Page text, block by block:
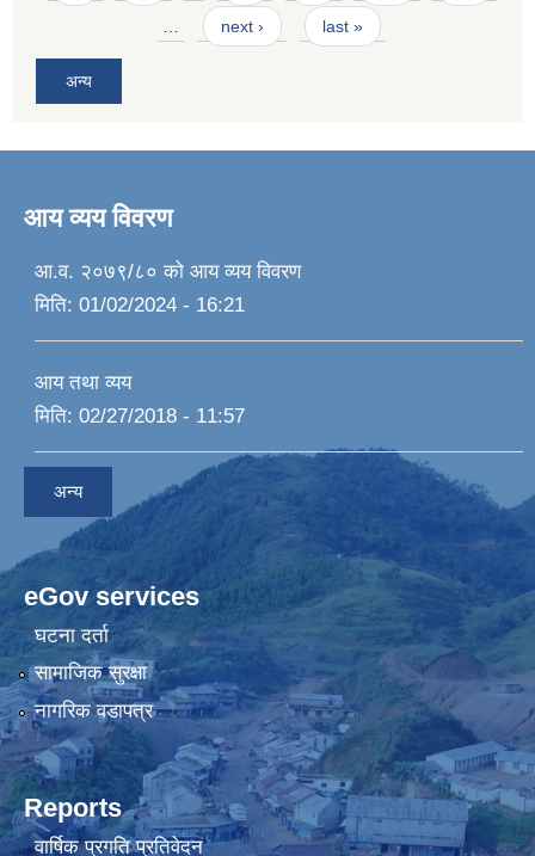
next › last »
अन्य
आय व्यय विवरण
आ.व. २०७९/८० को आय व्यय विवरण
मिति: 01/02/2024 - 16:21
आय तथा व्यय
मिति: 02/27/2018 - 11:57
अन्य
eGov services
घटना दर्ता
सामाजिक सुरक्षा
नागरिक वडापत्र
Reports
वार्षिक प्रगति प्रतिवेदन